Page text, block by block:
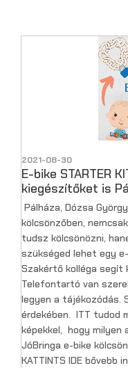
2021-08-30
E-bike STARTER
kiegészítőket is
Pálháza, Dózsa
kölcsönzőben,
tudsz kölcsönözni,
szükséged lehet egy
Szakértő kolléga segít
Telefontartó van
legyen a tájékozódás.
érdekében. ITT tudod
képekkel, hogy milyen
JóBringa e-bike
KATTINTS IDE